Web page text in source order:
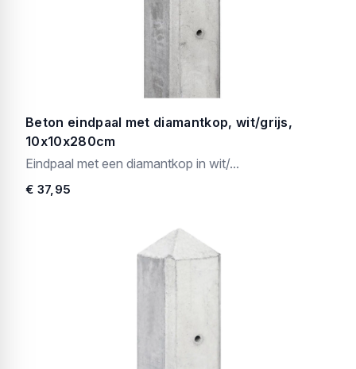
Beton eindpaal met diamantkop, wit/grijs,
10x10x280cm
Eindpaal met een diamantkop in wit/...
€ 37,95